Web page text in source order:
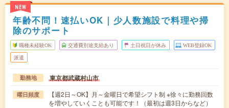
NEW
年齢不問！速払いOK｜少人数施設で料理や掃
除のサポート
職種未経験OK 交通費別途支給あり 土日祝日が休み WEB登録OK
派遣
勤務地 東京都武蔵村山市
曜日頻度
【週2日～OK】月～金曜日で希望シフト制 ※徐々に勤務回数
を増やしていくことも可能です！（最初は週3日からなど）